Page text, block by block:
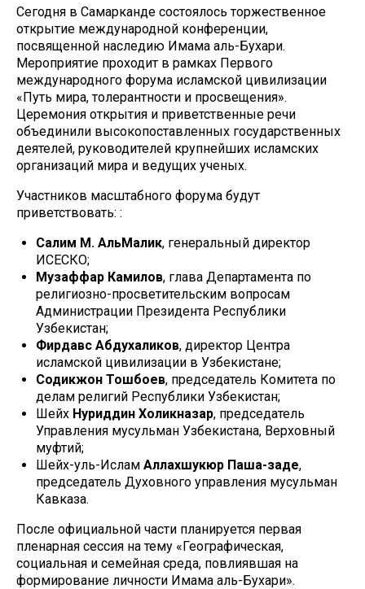
Сегодня в Самарканде состоялось торжественное
открытие международной конференции,
посвященной наследию Имама аль-Бухари.
Мероприятие проходит в рамках Первого
международного форума исламской цивилизации
«Путь мира, толерантности и просвещения».
Церемония открытия и приветственные речи
объединили высокопоставленных государственных
деятелей, руководителей крупнейших исламских
организаций мира и ведущих ученых.
Участников масштабного форума будут
приветствовать: :
Салим М. АльМалик, генеральный директор
ИСЕСКО;
Музаффар Камилов, глава Департамента по
религиозно-просветительским вопросам
Администрации Президента Республики
Узбекистан;
Фирдавс Абдухаликов, директор Центра
исламской цивилизации в Узбекистане;
Содикжон Тошбоев, председатель Комитета по
делам религий Республики Узбекистан;
Шейх Нуриддин Холикназар, председатель
Управления мусульман Узбекистана, Верховный
муфтий;
Шейх-уль-Ислам Аллахшукюр Паша-заде,
председатель Духовного управления мусульман
Кавказа.
После официальной части планируется первая
пленарная сессия на тему «Географическая,
социальная и семейная среда, повлиявшая на
формирование личности Имама аль-Бухари».